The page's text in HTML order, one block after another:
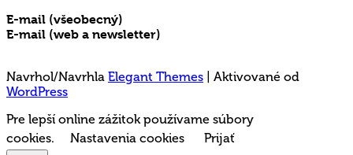
E-mail (všeobecný)
E-mail (web a newsletter)
Navrhol/Navrhla Elegant Themes | Aktivované od
WordPress
Pre lepší online zážitok používame súbory
cookies.
Nastavenia cookies Prijať